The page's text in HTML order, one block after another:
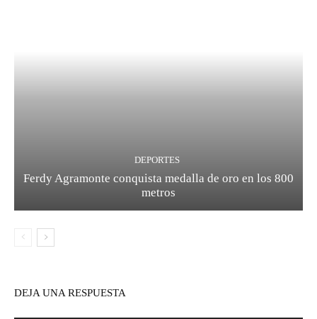
DEPORTES
Ferdy Agramonte conquista medalla de oro en los 800
metros
DEJA UNA RESPUESTA